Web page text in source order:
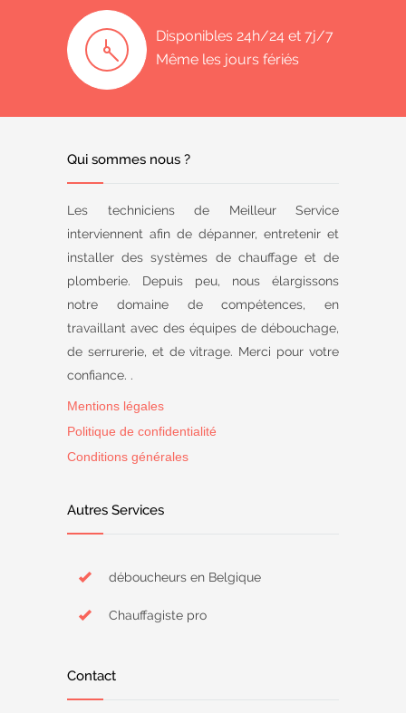
Disponibles 24h/24 et 7j/7
Même les jours fériés
Qui sommes nous ?
Les techniciens de Meilleur Service
interviennent afin de dépanner, entretenir et
installer des systèmes de chauffage et de
plomberie. Depuis peu, nous élargissons
notre domaine de compétences, en
travaillant avec des équipes de débouchage,
de serrurerie, et de vitrage. Merci pour votre
confiance. .
Mentions légales
Politique de confidentialité
Conditions générales
Autres Services
déboucheurs en Belgique
Chauffagiste pro
Contact